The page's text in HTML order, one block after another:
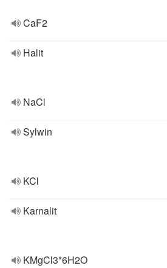
CaF2
Halit
NaCl
Sylwin
KCl
Karnalit
KMgCl3*6H2O